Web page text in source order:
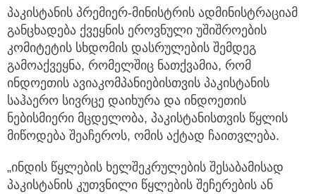
პაკისტანის პრემიერ-მინისტრის ადმინისტრაციამ
განცხადება ქვეყნის ეროვნული უშიშროების
კომიტეტის სხდომის დასრულების შემდეგ
გამოაქვეყნა, რომელშიც ნათქვამია, რომ
ინდოეთის ავიაკომპანიებისთვის პაკისტანის
საჰაერო სივრცე დაიხურა და ინდოეთის
ნებისმიერი მცდელობა, პაკისტანისთვის წყლის
მიწოდება შეაჩეროს, ომის აქტად ჩაითვლება.
„ინდის წყლების ხელშეკრულების შესაბამისად
პაკისტანის კუთვნილი წყლების შეჩერების ან